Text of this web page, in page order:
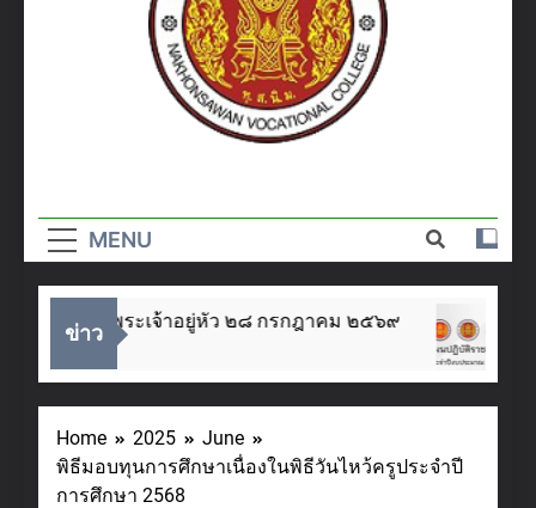
อาชีวศึกษา
นครสวรรค์
MENU
ข่าว
าทสมเด็จพระเจ้าอยู่หัว ๒๘ กรกฎาคม ๒๕๖๙
Home 2025
June
พิธีมอบทุนการศึกษาเนื่องในพิธีวันไหว้ครูประจำปี
การศึกษา 2568